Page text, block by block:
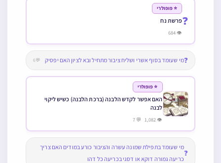
❓
⭐ פופולרי
פרשת נח
👁 684
❓מי שעומד בסוף אשרי ושליח ציבור מתחיל ובא לציון האם יפסיק 💬6
⭐ פופולרי
האם אפשר לקדש הלבנה (ברכת הלבנה) כשיש ליקוי
לבנה
👁 1,082 💬 7
❓
מי שעומד בתפילת שמונה עשרה והציבור כורע במודים האם צריך
כריעה גמורה דוקא או דסגי בכריעה כל דהו